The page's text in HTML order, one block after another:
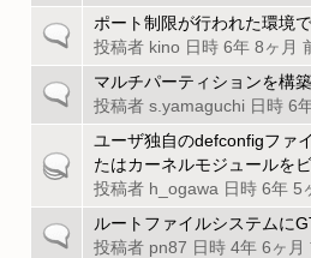
ピ
ッ
の
ト
ピ
ッ
一
の
ト
ピ
ッ
ク
ポート制限が行われた環境
投稿者 kino 日時 6年 8ヶ月
一
ト
ッ
ク
マルチパーティションを構
投稿者 s.yamaguchi 日時 6
注
の
ト
ユーザ独自のdefconfigファ
たはカーネルモジュールを
投稿者 h_ogawa 日時 6年 5
一
ルートファイルシステムに
投稿者 pn87 日時 4年 6ヶ月